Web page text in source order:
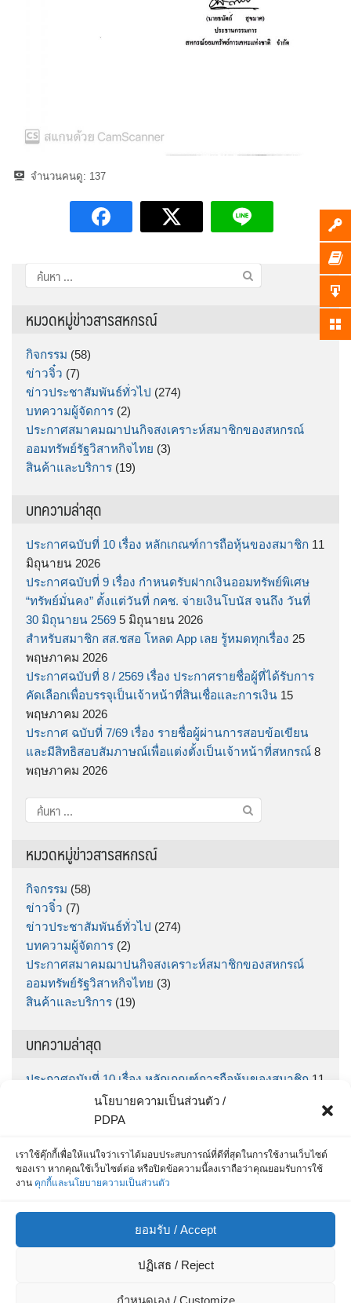
นโยบายความเป็นส่วนตัว /
PDPA
เราใช้คุ๊กกี้เพื่อให้แน่ใจว่าเราได้มอบประสบการณ์ที่ดีที่สุดในการใช้งานเว็บไซต์
ของเรา หากคุณใช้เว็บไซต์ต่อ หรือปิดข้อความนี้ลงเราถือว่าคุณยอมรับการใช้
งาน คุกกี้และนโยบายความเป็นส่วนตัว
ยอมรับ / Accept
ปฏิเสธ / Reject
กำหนดเอง / Customize
จำนวนคนดู: 137
ค้นหา
สำหรับ:
หมวดหมู่ข่าวสารสหกรณ์
กิจกรรม (58)
ข่าวจิ๋ว (7)
ข่าวประชาสัมพันธ์ทั่วไป (274)
บทความผู้จัดการ (2)
ประกาศสมาคมฌาปนกิจสงเคราะห์สมาชิกของสหกรณ์
ออมทรัพย์รัฐวิสาหกิจไทย (3)
สินค้าและบริการ (19)
บทความล่าสุด
ประกาศฉบับที่ 10 เรื่อง หลักเกณฑ์การถือหุ้นของสมาชิก 11
มิถุนายน 2026
ประกาศฉบับที่ 9 เรื่อง กำหนดรับฝากเงินออมทรัพย์พิเศษ
“ทรัพย์มั่นคง” ตั้งแต่วันที่ กคช. จ่ายเงินโบนัส จนถึง วันที่
30 มิถุนายน 2569 5 มิถุนายน 2026
สำหรับสมาชิก สส.ชสอ โหลด App เลย รู้หมดทุกเรื่อง 25
พฤษภาคม 2026
ประกาศฉบับที่ 8 / 2569 เรื่อง ประกาศรายชื่อผู้ที่ได้รับการ
คัดเลือกเพื่อบรรจุเป็นเจ้าหน้าที่สินเชื่อและการเงิน 15
พฤษภาคม 2026
ประกาศ ฉบับที่ 7/69 เรื่อง รายชื่อผู้ผ่านการสอบข้อเขียน
และมีสิทธิสอบสัมภาษณ์เพื่อแต่งตั้งเป็นเจ้าหน้าที่สหกรณ์ 8
พฤษภาคม 2026
ค้นหา
สำหรับ:
หมวดหมู่ข่าวสารสหกรณ์
กิจกรรม (58)
ข่าวจิ๋ว (7)
ข่าวประชาสัมพันธ์ทั่วไป (274)
บทความผู้จัดการ (2)
ประกาศสมาคมฌาปนกิจสงเคราะห์สมาชิกของสหกรณ์
ออมทรัพย์รัฐวิสาหกิจไทย (3)
สินค้าและบริการ (19)
บทความล่าสุด
ประกาศฉบับที่ 10 เรื่อง หลักเกณฑ์การถือหุ้นของสมาชิก 11
มิถุนายน 2026
ประกาศฉบับที่ 9 เรื่อง กำหนดรับฝากเงินออมทรัพย์พิเศษ
30 มิถุนายน 2569 5 มิถุนายน 2026
สำหรับสมาชิก สส.ชสอ โหลด App เลย รู้หมดทุกเรื่อง 25
พฤษภาคม 2026
ประกาศฉบับที่ 8 / 2569 เรื่อง ประกาศรายชื่อผู้ที่ได้รับการ
คัดเลือกเพื่อบรรจุเป็นเจ้าหน้าที่สินเชื่อและการเงิน
พฤษภาคม 2026
ประกาศ ฉบับที่ 7/69 เรื่อง รายชื่อผู้ผ่านการสอบข้อเขียน